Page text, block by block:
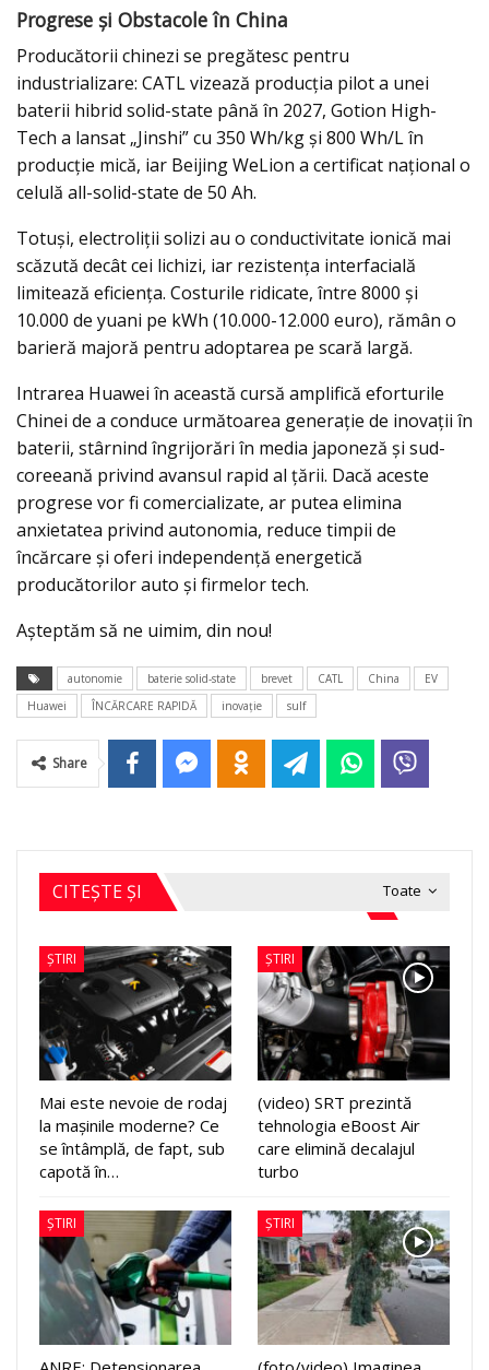
Progrese și Obstacole în China
Producătorii chinezi se pregătesc pentru
industrializare: CATL vizează producția pilot a unei
baterii hibrid solid-state până în 2027, Gotion High-
Tech a lansat „Jinshi” cu 350 Wh/kg și 800 Wh/L în
producție mică, iar Beijing WeLion a certificat național o
celulă all-solid-state de 50 Ah.
Totuși, electroliții solizi au o conductivitate ionică mai
scăzută decât cei lichizi, iar rezistența interfacială
limitează eficiența. Costurile ridicate, între 8000 și
10.000 de yuani pe kWh (10.000-12.000 euro), rămân o
barieră majoră pentru adoptarea pe scară largă.
Intrarea Huawei în această cursă amplifică eforturile
Chinei de a conduce următoarea generație de inovații în
baterii, stârnind îngrijorări în media japoneză și sud-
coreeană privind avansul rapid al țării. Dacă aceste
progrese vor fi comercializate, ar putea elimina
anxietatea privind autonomia, reduce timpii de
încărcare și oferi independență energetică
producătorilor auto și firmelor tech.
Așteptăm să ne uimim, din nou!
autonomie baterie solid-state brevet CATL China
EV
Huawei
ÎNCĂRCARE RAPIDĂ inovaţie sulf
Share
Toate
CITEȘTE ȘI
ȘTIRI
Mai este nevoie de rodaj
la mașinile moderne? Ce
se întâmplă, de fapt, sub
capotă în…
ȘTIRI
(video) SRT prezintă
tehnologia eBoost Air
care elimină decalajul
turbo
ȘTIRI ȘTIRI